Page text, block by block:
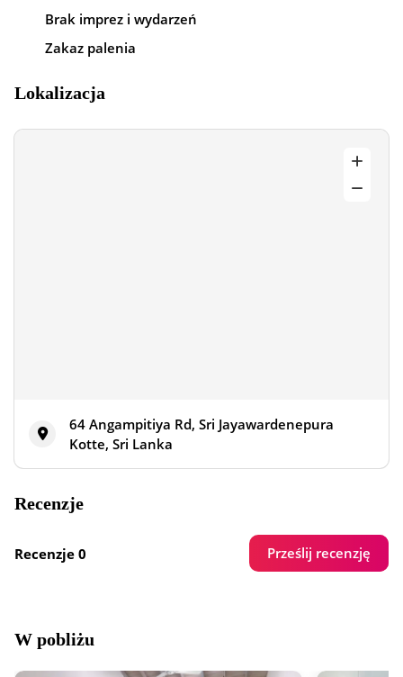
Brak imprez i wydarzeń
Zakaz palenia
Lokalizacja
64 Angampitiya Rd, Sri Jayawardenepura
Kotte, Sri Lanka
Recenzje
Recenzje 0 Prześlij recenzję
W pobliżu